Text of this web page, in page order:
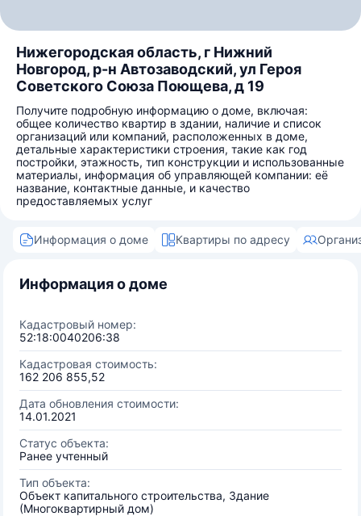
Нижегородская область, г Нижний
Новгород, р-н Автозаводский, ул Героя
Советского Союза Поющева, д 19
Получите подробную информацию о доме, включая:
общее количество квартир в здании, наличие и список
организаций или компаний, расположенных в доме,
детальные характеристики строения, такие как год
постройки, этажность, тип конструкции и использованные
материалы, информация об управляющей компании: её
название, контактные данные, и качество
предоставляемых услуг
Информация о доме Квартиры по адресу
Информация о доме
Кадастровый номер:
52:18:0040206:38
Кадастровая стоимость:
162 206 855,52
Дата обновления стоимости:
14.01.2021
Статус объекта:
Ранее учтенный
Тип объекта:
Объект капитального строительства, Здание
(Многоквартирный дом)